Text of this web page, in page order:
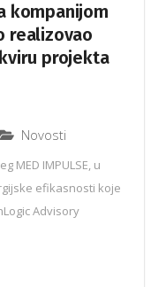
kompanijom
realizovao
projekta
Novosti
MED IMPULSE, u
efikasnosti koje
Advisory